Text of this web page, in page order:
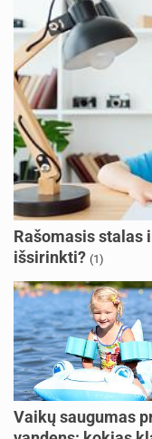
Rašomasis stalas
išsirinkti? (1)
Vaikų saugumas